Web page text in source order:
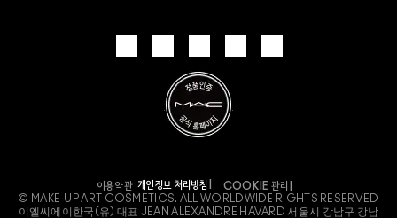
이용약관 개인정보 처리방침
COOKIE 관리
© MAKE-UP ART COSMETICS. ALL WORLDWIDE RIGHTS RESERVED
이엘씨에이한국(유) 대표 JEAN ALEXANDRE HAVARD 서울시 강남구 강남